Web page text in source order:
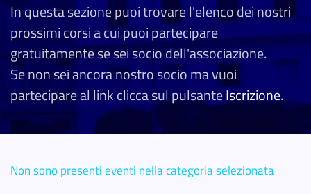
In questa sezione puoi trovare l'elenco dei nostri
prossimi corsi a cui puoi partecipare
gratuitamente se sei socio dell'associazione.
Se non sei ancora nostro socio ma vuoi
partecipare al link clicca sul pulsanteIscrizione.
Non sono presenti eventi nella categoria selezionata